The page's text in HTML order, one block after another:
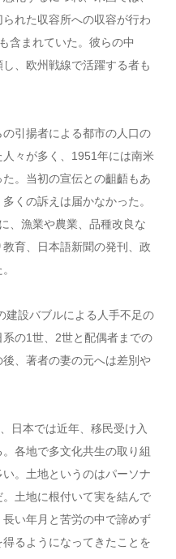
れた収容所への収容が行わ
含まれていた。彼らの中
、欧州戦線で活躍する者も
引揚者による都市の人口の
々が多く、 1951年には南米
。当初の宣伝との齟齬もあ
くの訴えは届かなかった。
、漁業や農業、品種改良な
育、日本語新聞の発刊、政
建設バブルによる人手不足の
系の1世、 2世と配偶者までの
、著者の妻の元へは差別や
日本では近年、移民受け入
各地で多文化共生の取り組
。土地というのはパーソナ
土地に根付いて実を結んで
い年月と苦労の中で諦めず
るようになってきたことを